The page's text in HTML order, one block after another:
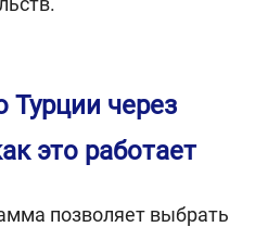
Турции через
это работает
позволяет выбрать